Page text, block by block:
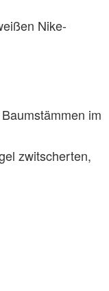
Nike-
im
zwitscherten,